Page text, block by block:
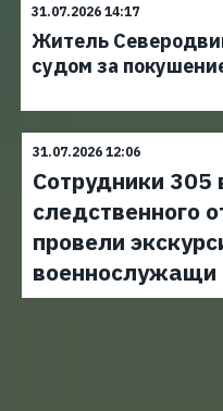
31.07.2026 14:17
Житель
судом за
31.07.2026 12:06
Сотрудники 305
следственного
провели
военнослужащи